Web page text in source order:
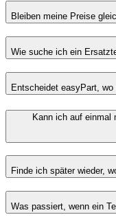
Bleiben meine Preise
Wie suche ich ein
Entscheidet easyPart,
Kann ich auf einmal
Finde ich später wieder,
Was passiert, wenn ein